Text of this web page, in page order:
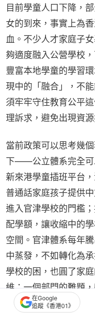
目前學童人口下降，
女的到來，事實上為
血。不少人才家庭子
夠適度融入公營學校
豐富本地學童的學習
現中的「融合」，不
須牢牢守住教育公平
理訴求，避免出現資
當前政策可以思考幾
下——公立體系完全可
新來港學童插班平台
普通話家庭孩子提供
進入官津學校的門檻
配學額，讓收縮中的
空間。官津體系每年
中蒸發，不如轉化為
學校的困，也圓了家
維：一個部門的難題
在Google
追蹤《香港01》